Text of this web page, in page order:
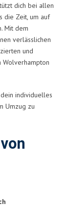
dich bei allen
die Zeit, um auf
Mit dem
verlässlichen
und
individuelles
Umzug zu